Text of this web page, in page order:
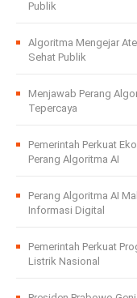
Publik
Algoritma Mengejar
Sehat Publik
Menjawab Perang
Tepercaya
Pemerintah Perkuat
Perang Algoritma AI
Perang Algoritma AI
Informasi Digital
Pemerintah Perkuat
Listrik Nasional